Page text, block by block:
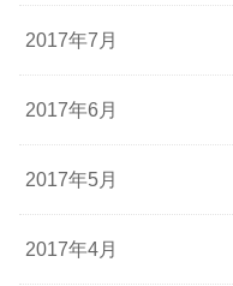
2017年7月
2017年6月
2017年5月
2017年4月